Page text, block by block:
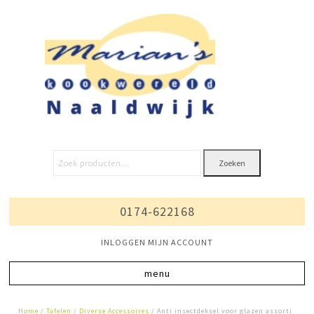
Zoeken
0174-622168
INLOGGEN MIJN ACCOUNT
Home /Tafelen / Diverse Accessoires / Anti insectdeksel voor glazen assorti